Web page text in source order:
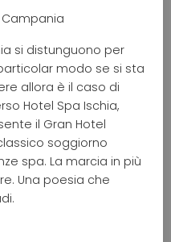
si distunguono per
modo se si sta
allora è il caso di
Hotel Spa Ischia,
il Gran Hotel
soggiorno
spa. La marcia in più
Una poesia che